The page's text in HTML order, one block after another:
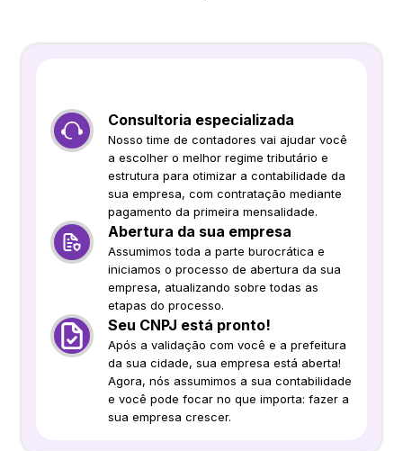
Consultoria especializada
Nosso time de contadores vai ajudar você
a escolher o melhor regime tributário e
estrutura para otimizar a contabilidade da
sua empresa, com contratação mediante
pagamento da primeira mensalidade.
Abertura da sua empresa
Assumimos toda a parte burocrática e
iniciamos o processo de abertura da sua
empresa, atualizando sobre todas as
etapas do processo.
Seu CNPJ está pronto!
Após a validação com você e a prefeitura
da sua cidade, sua empresa está aberta!
Agora, nós assumimos a sua contabilidade
e você pode focar no que importa: fazer a
sua empresa crescer.